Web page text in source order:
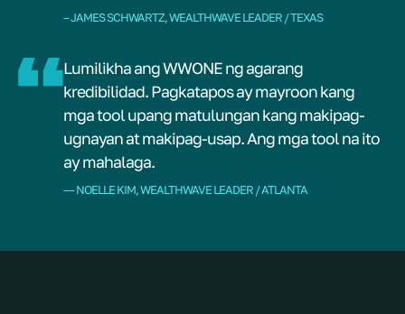
– JAMES SCHWARTZ, WEALTHWAVE LEADER / TEXAS
Lumilikha ang WWONE ng agarang
kredibilidad. Pagkatapos ay mayroon kang
mga tool upang matulungan kang makipag-
ugnayan at makipag-usap. Ang mga tool na ito
ay mahalaga.
–– NOELLE KIM, WEALTHWAVE LEADER / ATLANTA